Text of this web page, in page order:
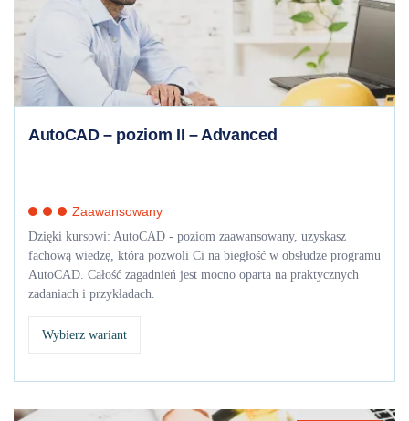
AutoCAD – poziom II – Advanced
Zaawansowany
Dzięki kursowi: AutoCAD - poziom zaawansowany, uzyskasz
fachową wiedzę, która pozwoli Ci na biegłość w obsłudze programu
AutoCAD. Całość zagadnień jest mocno oparta na praktycznych
zadaniach i przykładach.
Wybierz wariant